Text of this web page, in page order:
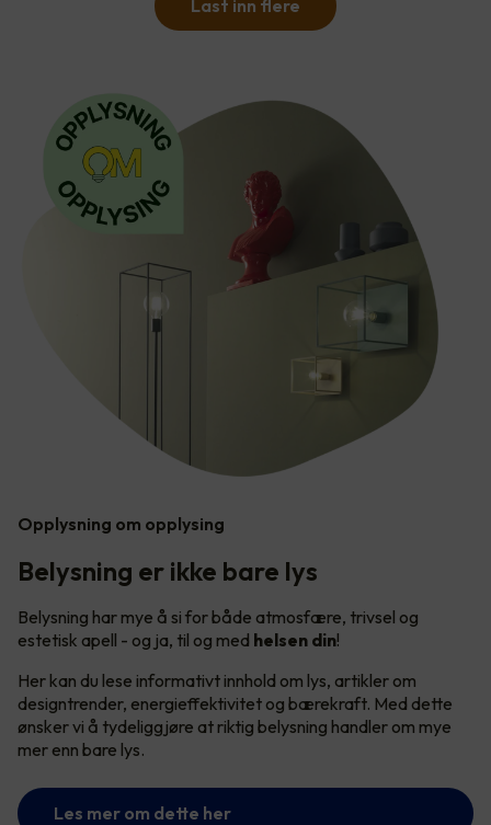
Last inn flere
Opplysning om opplysing
Belysning er ikke bare lys
Belysning har mye å si for både atmosfære, trivsel og
estetisk apell - og ja, til og med helsen din!
Her kan du lese informativt innhold om lys, artikler om
designtrender, energieffektivitet og bærekraft. Med dette
ønsker vi å tydeliggjøre at riktig belysning handler om mye
mer enn bare lys.
Les mer om dette her